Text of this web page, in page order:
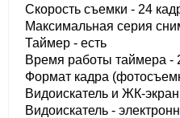
Скорость съемки - 24
Максимальная серия
Таймер - есть
Время работы таймера -
Формат кадра
Видоискатель и ЖК-экран
Видоискатель -